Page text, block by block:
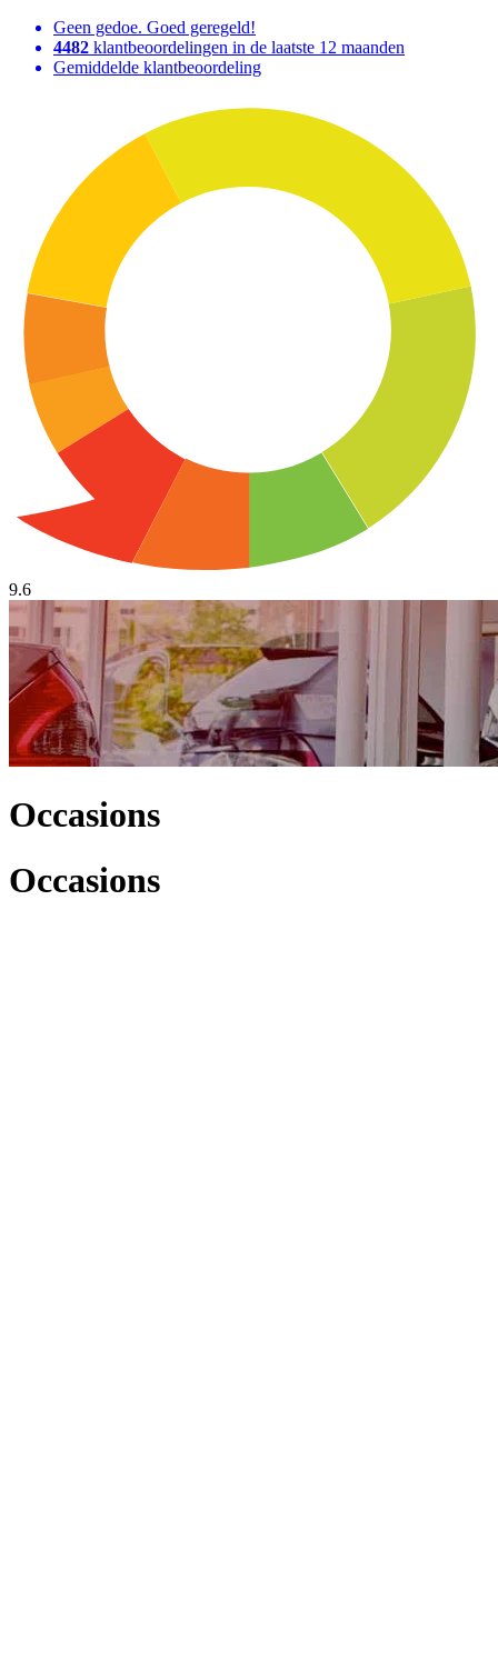
Geen gedoe. Goed geregeld!
4482 klantbeoordelingen in de laatste 12 maanden
Gemiddelde klantbeoordeling
9.6
Occasions
Occasions